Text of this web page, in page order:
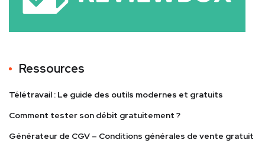
Ressources
Télétravail : Le guide des outils modernes et gratuits
Comment tester son débit gratuitement ?
Générateur de CGV – Conditions générales de vente gratuit